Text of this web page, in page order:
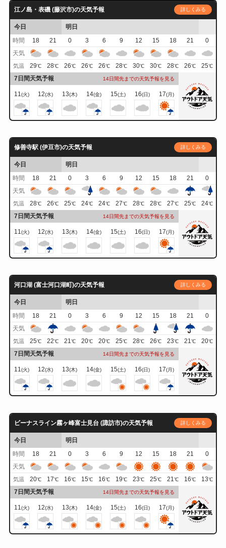
江ノ島・表磯 (藤沢市)の天気予報 詳しくみる
今日
明日
時間
18 21 0 3 6 9 12 15 18 21
0
天気
気温 29℃ 28℃ 26℃ 26℃ 26℃ 28℃ 30℃ 30℃ 28℃ 26℃ 25℃
7日間天気予報 14日間先までの天気予報を見る
11(火) 12(水) 13(木) 14(金) 15(土) 16(日) 17(月)
修善寺駅 (伊豆市)の天気予報 詳しくみる
今日
明日
時間
18 21 0 3 6 9 12 15 18 21
0
天気
気温 28℃ 26℃ 25℃ 24℃ 24℃ 27℃ 28℃ 28℃ 27℃ 25℃ 24℃
7日間天気予報 14日間先までの天気予報を見る
11(火) 12(水) 13(木) 14(金) 15(土) 16(日) 17(月)
河口湖 (富士河口湖町)の天気予報 詳しくみる
今日
明日
時間
18 21 0 3 6 9 12 15 18 21
0
天気
気温 25℃ 22℃ 21℃ 20℃ 20℃ 25℃ 28℃ 26℃ 23℃ 21℃ 20℃
7日間天気予報 14日間先までの天気予報を見る
11(火) 12(水) 13(木) 14(金) 15(土) 16(日) 17(月)
ビーナスライン霧ヶ峰富士見台 (諏訪市)の天気予報 詳しくみる
今日
明日
時間
18 21 0 3 6 9 12 15 18 21
0
天気
気温 20℃ 17℃ 16℃ 15℃ 16℃ 19℃ 23℃ 25℃ 21℃ 16℃ 13℃
7日間天気予報 14日間先までの天気予報を見る
11(火) 12(水) 13(木) 14(金) 15(土) 16(日) 17(月)